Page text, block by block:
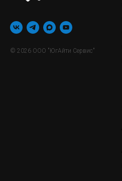
© 2026 ООО "ЮгАйти Сервис"